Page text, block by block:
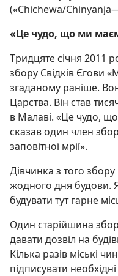
(«Chichewa/
«Це чудо, що ми
Тридцяте січня 2011
збору Свідків Єгови
згаданому раніше.
Царства. Він став
в Малаві. «Це чудо,
сказав один член
заповітної мрії».
Дівчинка з того
жодного дня будови.
будувати тут гарне
Один старійшина
давати дозвіл на
Кілька разів міські
підписувати